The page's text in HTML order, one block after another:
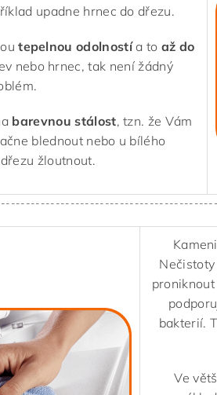
upadne hrnec do dřezu.
tepelnou odolnostía to až do
nebo hrnec, tak není žádný
barevnou stálost, tzn. že Vám
blednout nebo u bílého
žloutnout.
bakterií.
Ve